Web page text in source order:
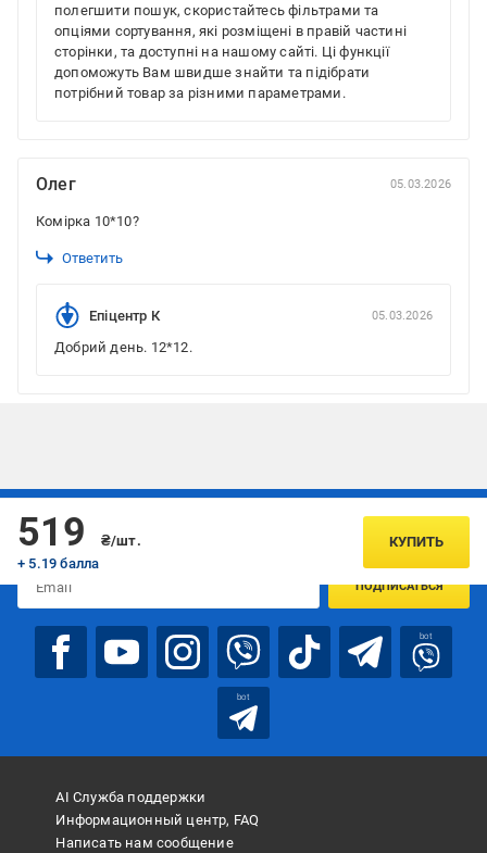
полегшити пошук, скористайтесь фільтрами та
опціями сортування, які розміщені в правій частині
сторінки, та доступні на нашому сайті. Ці функції
допоможуть Вам швидше знайти та підібрати
потрібний товар за різними параметрами.
Олег 05.03.2026
Комірка 10*10?
Ответить
Епіцентр К 05.03.2026
Добрий день. 12*12.
519
₴/шт.
+ 5.19 балла
КУПИТЬ
Подписывайтесь, чтобы узнавать первым об акцияx и
ПОДПИСАТЬСЯ
bot
bot
AI Служба поддержки
Информационный центр, FAQ
Написать нам сообщение